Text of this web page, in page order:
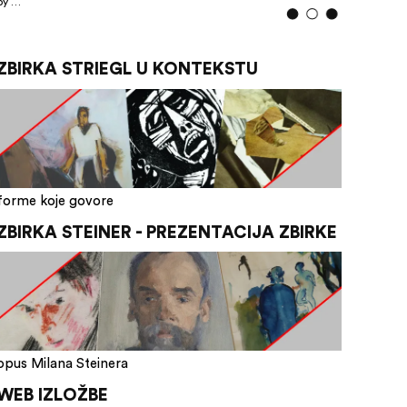
STRIEGL U KONTEKSTU
koje govore
STEINER - PREZENTACIJA ZBIRKE
Milana Steinera
IZLOŽBE